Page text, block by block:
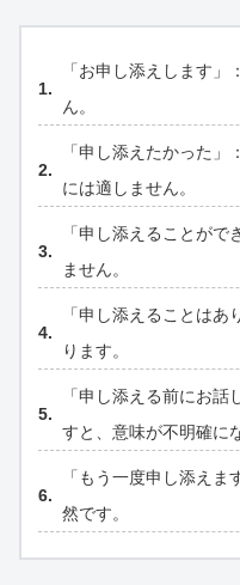
「お申し添えします
ん。
「申し添えたかった
には適しません。
「申し添えることが
ません。
「申し添えることは
ります。
「申し添える前にお
すと、意味が不明確に
「もう一度申し添え
然です。